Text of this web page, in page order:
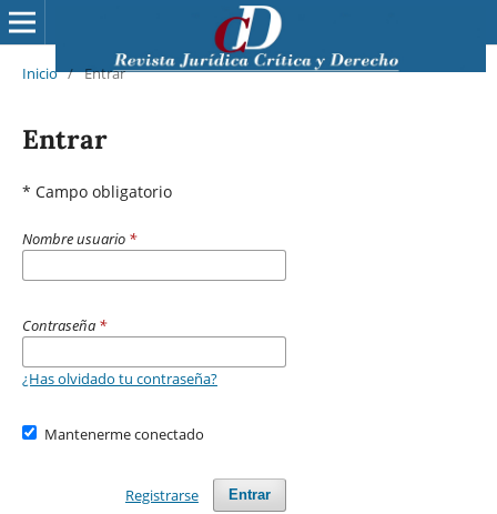
Inicio / Entrar
Entrar
* Campo obligatorio
Nombre usuario *
Contraseña *
¿Has olvidado tu contraseña?
Mantenerme conectado
Entrar
Registrarse